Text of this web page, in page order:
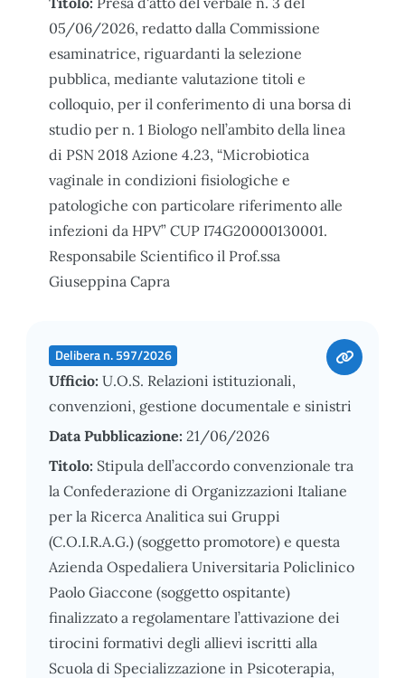
05/06/2026, redatto dalla Commissione
esaminatrice, riguardanti la selezione
pubblica, mediante valutazione titoli e
colloquio, per il conferimento di una borsa di
studio per n. 1 Biologo nell’ambito della linea
di PSN 2018 Azione 4.23, “Microbiotica
vaginale in condizioni fisiologiche e
patologiche con particolare riferimento alle
infezioni da HPV” CUP I74G20000130001.
Responsabile Scientifico il Prof.ssa
Giuseppina Capra
Delibera n. 597/2026
Ufficio: U.O.S. Relazioni istituzionali,
convenzioni, gestione documentale e sinistri
Data Pubblicazione: 21/06/2026
Titolo: Stipula dell’accordo convenzionale tra
la Confederazione di Organizzazioni Italiane
per la Ricerca Analitica sui Gruppi
(C.O.I.R.A.G.) (soggetto promotore) e questa
Azienda Ospedaliera Universitaria Policlinico
Paolo Giaccone (soggetto ospitante)
finalizzato a regolamentare l’attivazione dei
tirocini formativi degli allievi iscritti alla
Scuola di Specializzazione in Psicoterapia,